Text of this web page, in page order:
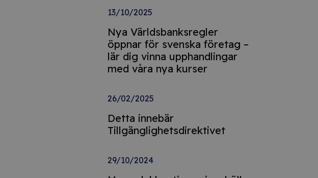
13/10/2025
Nya Världsbanksregler
öppnar för svenska företag –
lär dig vinna upphandlingar
med våra nya kurser
26/02/2025
Detta innebär
Tillgänglighetsdirektivet
29/10/2024